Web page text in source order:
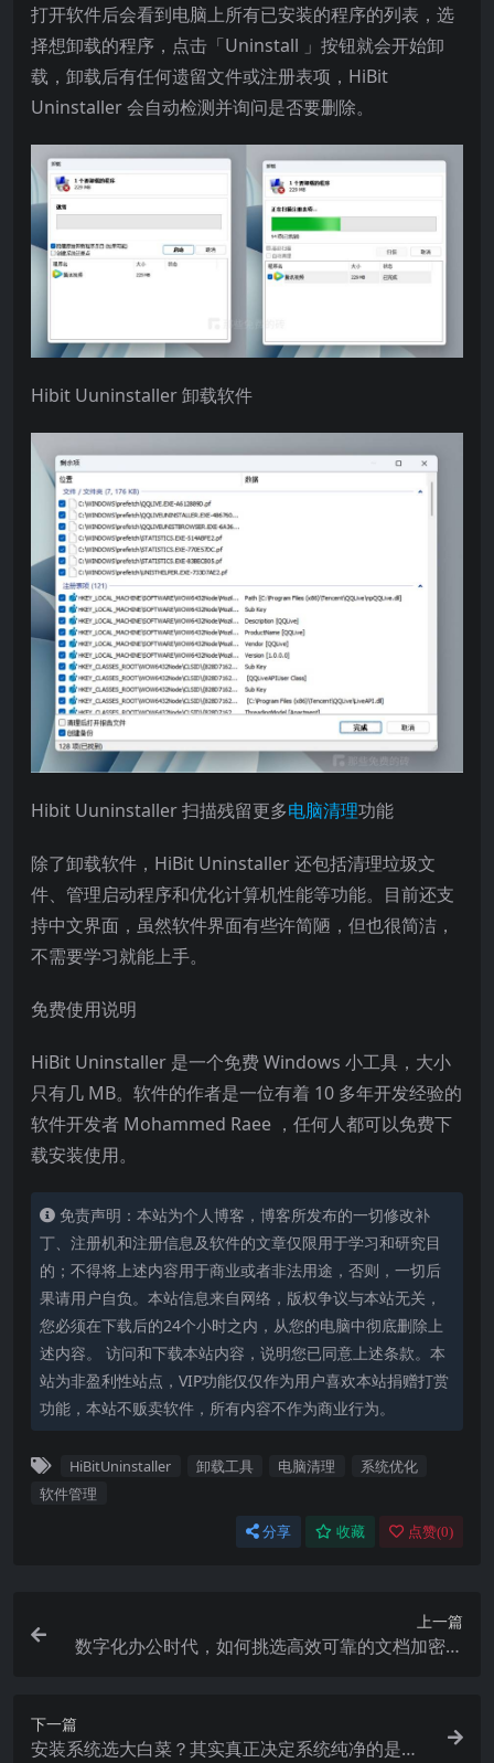
打开软件后会看到电脑上所有已安装的程序的列表，选
择想卸载的程序，点击「Uninstall 」按钮就会开始卸
载，卸载后有任何遗留文件或注册表项，HiBit
Uninstaller 会自动检测并询问是否要删除。
Hibit Uuninstaller 卸载软件
Hibit Uuninstaller 扫描残留更多电脑清理功能
除了卸载软件，HiBit Uninstaller 还包括清理垃圾文
件、管理启动程序和优化计算机性能等功能。目前还支
持中文界面，虽然软件界面有些许简陋，但也很简洁，
不需要学习就能上手。
免费使用说明
HiBit Uninstaller 是一个免费 Windows 小工具，大小
只有几 MB。软件的作者是一位有着 10 多年开发经验的
软件开发者 Mohammed Raee ，任何人都可以免费下
载安装使用。
免责声明：本站为个人博客，博客所发布的一切修改补
丁、注册机和注册信息及软件的文章仅限用于学习和研究目
的；不得将上述内容用于商业或者非法用途，否则，一切后
果请用户自负。本站信息来自网络，版权争议与本站无关，
您必须在下载后的24个小时之内，从您的电脑中彻底删除上
述内容。 访问和下载本站内容，说明您已同意上述条款。本
站为非盈利性站点，VIP功能仅仅作为用户喜欢本站捐赠打赏
功能，本站不贩卖软件，所有内容不作为商业行为。
HiBitUninstaller 卸载工具 电脑清理
系统优化
软件管理
分享 收藏 点赞(0)
上一篇
数字化办公时代，如何挑选高效可靠的文档加密软
下一篇
安装系统选大白菜？其实真正决定系统纯净的是这